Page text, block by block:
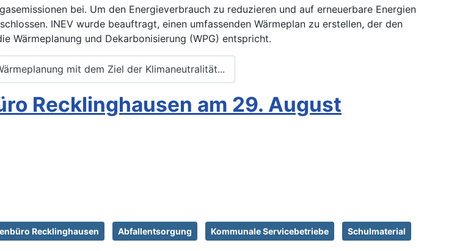
bei. Um den Energieverbrauch zu reduzieren und auf erneuerbare Energien
INEV wurde beauftragt, einen umfassenden Wärmeplan zu erstellen, der den
Wärmeplanung und Dekarbonisierung (WPG) entspricht.
mit dem Ziel der Klimaneutralität...
Recklinghausen am 29. August
Recklinghausen Abfallentsorgung Kommunale Servicebetriebe Schulmaterial